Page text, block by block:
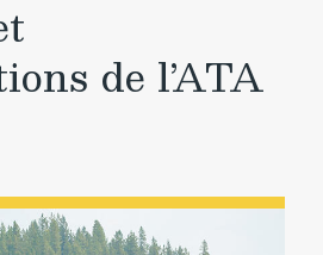
de l’ATA